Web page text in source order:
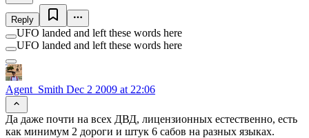
Reply
UFO landed and left these words here
UFO landed and left these words here
Agent_Smith Dec 2 2009 at 22:06
Да даже почти на всех ДВД, лицензионных естественно, есть
как минимум 2 дороги и штук 6 сабов на разных языках.